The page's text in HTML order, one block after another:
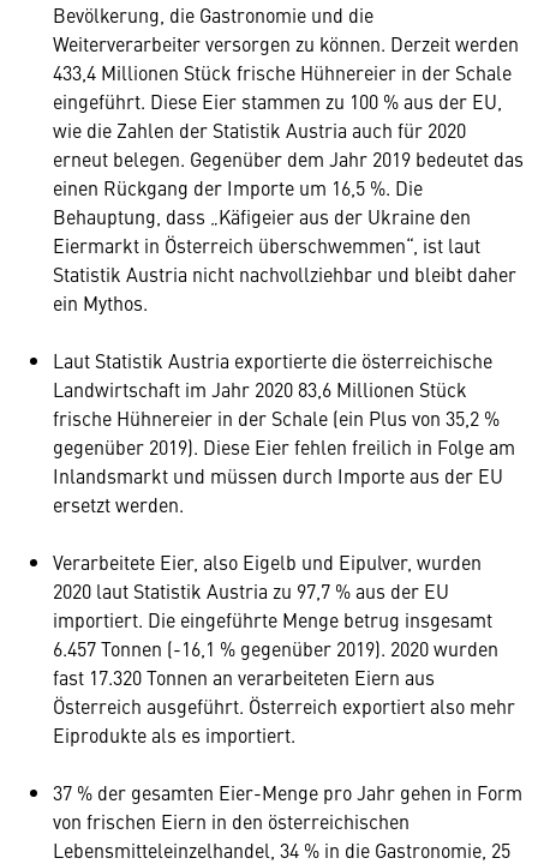
Bevölkerung, die Gastronomie und die
Weiterverarbeiter versorgen zu können. Derzeit werden
433,4 Millionen Stück frische Hühnereier in der Schale
eingeführt. Diese Eier stammen zu 100 % aus der EU,
wie die Zahlen der Statistik Austria auch für 2020
erneut belegen. Gegenüber dem Jahr 2019 bedeutet das
einen Rückgang der Importe um 16,5 %. Die
Behauptung, dass „Käfigeier aus der Ukraine den
Eiermarkt in Österreich überschwemmen“, ist laut
Statistik Austria nicht nachvollziehbar und bleibt daher
ein Mythos.
Laut Statistik Austria exportierte die österreichische
Landwirtschaft im Jahr 2020 83,6 Millionen Stück
frische Hühnereier in der Schale (ein Plus von 35,2 %
gegenüber 2019). Diese Eier fehlen freilich in Folge am
Inlandsmarkt und müssen durch Importe aus der EU
ersetzt werden.
Verarbeitete Eier, also Eigelb und Eipulver, wurden
2020 laut Statistik Austria zu 97,7 % aus der EU
importiert. Die eingeführte Menge betrug insgesamt
6.457 Tonnen (-16,1 % gegenüber 2019). 2020 wurden
fast 17.320 Tonnen an verarbeiteten Eiern aus
Österreich ausgeführt. Österreich exportiert also mehr
Eiprodukte als es importiert.
37 % der gesamten Eier-Menge pro Jahr gehen in Form
von frischen Eiern in den österreichischen
Lebensmitteleinzelhandel, 34 % in die Gastronomie, 25